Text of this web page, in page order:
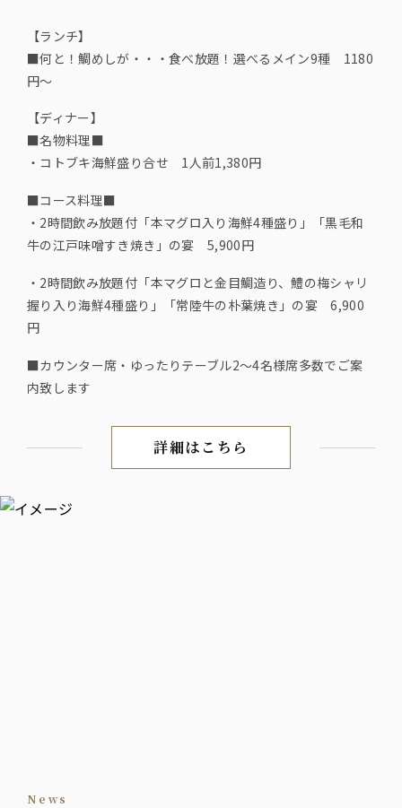
【ランチ】
■何と！鯛めしが・・・食べ放題！選べるメイン9種 1180
円～
【ディナー】
■名物料理■
・コトブキ海鮮盛り合せ 1人前1,380円
■コース料理■
・2時間飲み放題付「本マグロ入り海鮮4種盛り」「黒毛和
牛の江戸味噌すき焼き」の宴 5,900円
・2時間飲み放題付「本マグロと金目鯛造り、鱧の梅シャリ
握り入り海鮮4種盛り」「常陸牛の朴葉焼き」の宴 6,900
円
■カウンター席・ゆったりテーブル2～4名様席多数でご案
内致します
虎ノ門駅直結！利便性抜群
詳細はこちら
news